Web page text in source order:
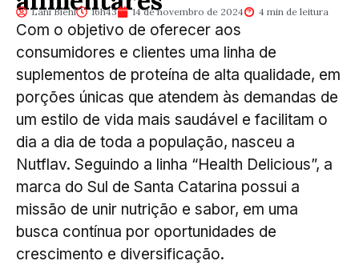
Lani Biehl 16h43 14 de novembro de 2024 4 min de leitura
Com o objetivo de oferecer aos
consumidores e clientes uma linha de
suplementos de proteína de alta qualidade, em
porções únicas que atendem às demandas de
um estilo de vida mais saudável e facilitam o
dia a dia de toda a população, nasceu a
Nutflav. Seguindo a linha “Health Delicious”, a
marca do Sul de Santa Catarina possui a
missão de unir nutrição e sabor, em uma
busca contínua por oportunidades de
crescimento e diversificação.